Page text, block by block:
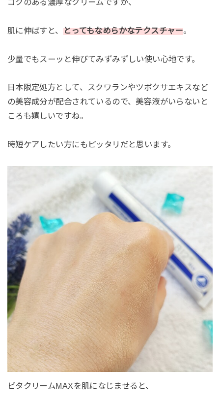
コクのある濃厚なクリームですが、
肌に伸ばすと、 とってもなめらかなテクスチャー。
少量でもスーッと伸びてみずみずしい使い心地です。
日本限定処方として、スクワランやツボクサエキスなど
の美容成分が配合されているので、美容液がいらないと
ころも嬉しいですね。
時短ケアしたい方にもピッタリだと思います。
ビタクリームMAXを肌になじませると、